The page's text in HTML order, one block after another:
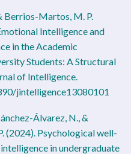
Berrios-Martos, M. P.
Intelligence and
in the Academic
Students: A Structural
of Intelligence.
jintelligence13080101
Álvarez, N., &
(2024). Psychological well-
in undergraduate